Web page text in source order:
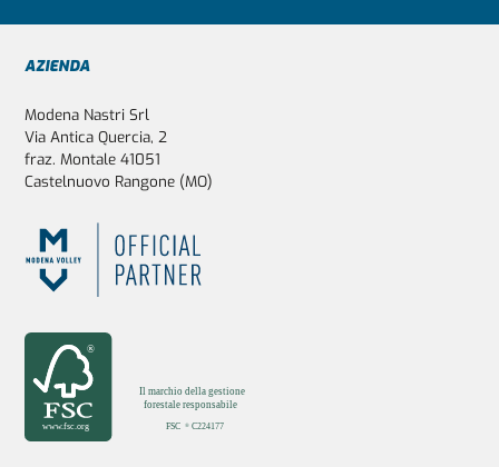
Footer
AZIENDA
Modena Nastri Srl
Via Antica Quercia, 2
fraz. Montale 41051
Castelnuovo Rangone (MO)